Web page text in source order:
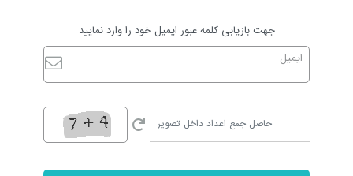
جهت بازیابی کلمه عبور ایمیل خود را وارد نمایید
ایمیل